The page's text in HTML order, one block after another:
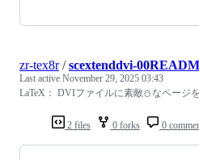
2 files 0 forks 0
zr-tex8r/scextenddvi-
Last active November 29, 2025 03:43
LaTeX： DVIファイルに素敵⛄なページ